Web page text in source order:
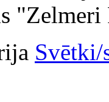
"Zelmeri